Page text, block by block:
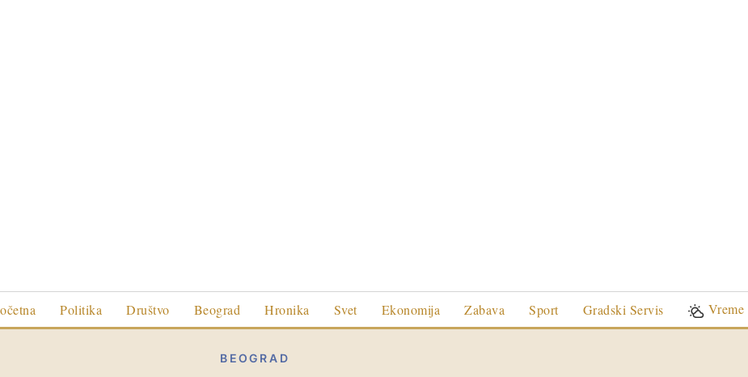
Politika Društvo Beograd Hronika Svet Ekonomija Zabava Sport Gradski Servis Vreme
BEOGRAD